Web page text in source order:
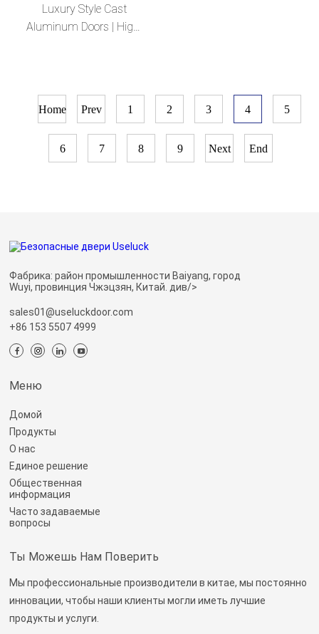
Luxury Style Cast
Aluminum Doors | High-
Home Prev 1 2 3 4 5
6 7 8 9 Next End
Фабрика: район промышленности Baiyang, город
Wuyi, провинция Чжэцзян, Китай. див/>
sales01@useluckdoor.com
+86 153 5507 4999
Меню
Домой
Продукты
О нас
Единое решение
Общественная
информация
Часто задаваемые
вопросы
Ты Можешь Нам Поверить
Мы профессиональные производители в китае, мы постоянно
инновации, чтобы наши клиенты могли иметь лучшие
продукты и услуги.